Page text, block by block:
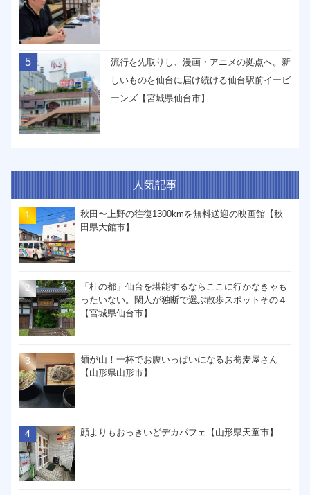
5
流行を先取りし、漫画・アニメの拠点へ。新
しいものを仙台に届け続ける仙台駅前イービ
ーンズ【宮城県仙台市】
人気記事
秋田〜上野の往復1300kmを無料送迎の映画館【秋
田県大館市】
「杜の都」仙台を堪能するならここに行かなきゃも
ったいない。閑人が独断で選ぶ散歩スポットその４
【宮城県仙台市】
麺が山！一杯でお腹いっぱいになるお蕎麦屋さん
【山形県山形市】
顔よりもおっきいどデカパフェ【山形県天童市】